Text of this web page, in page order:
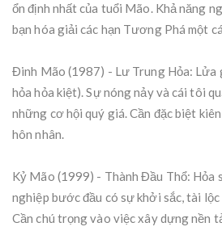
ổn định nhất của tuổi Mão. Khả năng
bạn hóa giải các hạn Tương Phá một
Đinh Mão (1987) - Lư Trung Hỏa:
hỏa hỏa kiệt). Sự nóng nảy và cái tôi
những cơ hội quý giá. Cần đặc biệt
hôn nhân.
Kỷ Mão (1999) - Thành Đầu Thổ: Hỏa
nghiệp bước đầu có sự khởi sắc, tài
Cần chú trọng vào việc xây dựng nền